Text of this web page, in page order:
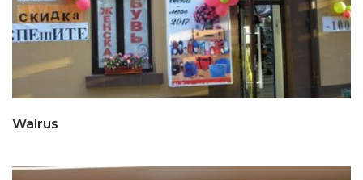
Walrus